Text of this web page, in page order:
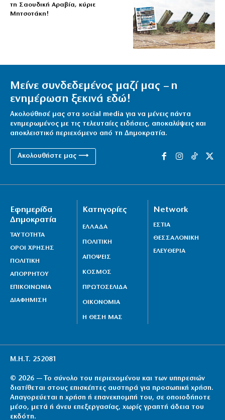
τη Σαουδική Αραβία, κύριε
Μητσοτάκη!
Μείνε συνδεδεμένος μαζί μας – η
ενημέρωση ξεκινά εδώ!
Ακολούθησέ μας στα social media για να μένεις πάντα
ενημερωμένος με τις τελευταίες ειδήσεις, αποκαλύψεις και
αποκλειστικό περιεχόμενο από τη Δημοκρατία.
Ακολουθήστε μας ⟶
Εφημερίδα
Δημοκρατία
ΤΑΥΤΟΤΗΤΑ
ΟΡΟΙ ΧΡΗΣΗΣ
ΠΟΛΙΤΙΚΗ
ΑΠΟΡΡΗΤΟΥ
ΕΠΙΚΟΙΝΩΝΙΑ
ΔΙΑΦΗΜΙΣΗ
Κατηγορίες
ΕΛΛΑΔΑ
ΠΟΛΙΤΙΚΗ
ΑΠΟΨΕΙΣ
ΚΟΣΜΟΣ
ΠΡΩΤΟΣΕΛΙΔΑ
ΟΙΚΟΝΟΜΙΑ
Η ΘΕΣΗ ΜΑΣ
Network
ΕΣΤΙΑ
ΘΕΣΣΑΛΟΝΙΚΗ
ΕΛΕΥΘΕΡΙΑ
Μ.Η.Τ. 252081
© 2026 — Το σύνολο του περιεχομένου και των υπηρεσιών
διατίθεται στους επισκέπτες αυστηρά για προσωπική χρήση.
Απαγορεύεται η χρήση ή επανεκπομπή του, σε οποιοδήποτε
μέσο, μετά ή άνευ επεξεργασίας, χωρίς γραπτή άδεια του
εκδότη.